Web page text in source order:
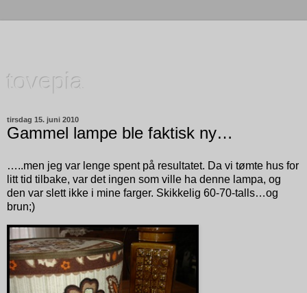
tovepia
tirsdag 15. juni 2010
Gammel lampe ble faktisk ny…
…..men jeg var lenge spent på resultatet. Da vi tømte hus for
litt tid tilbake, var det ingen som ville ha denne lampa, og
den var slett ikke i mine farger. Skikkelig 60-70-talls…og
brun;)